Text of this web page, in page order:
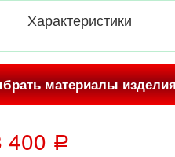
Характеристики
материалы
400 Р